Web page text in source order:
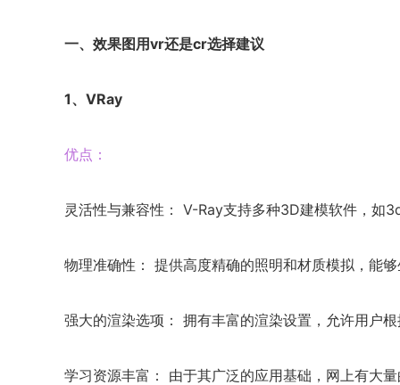
一、效果图用vr还是cr选择建议
1、VRay
优点：
灵活性与兼容性： V-Ray支持多种3D建模软件，
物理准确性： 提供高度精确的照明和材质模拟，能
强大的渲染选项： 拥有丰富的渲染设置，允许用户
学习资源丰富： 由于其广泛的应用基础，网上有大